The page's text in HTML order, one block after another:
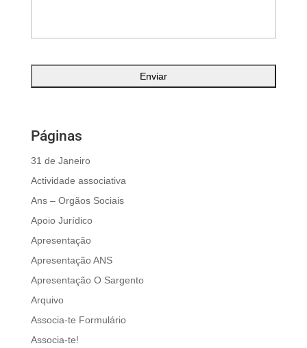
Páginas
31 de Janeiro
Actividade associativa
Ans – Orgãos Sociais
Apoio Jurídico
Apresentação
Apresentação ANS
Apresentação O Sargento
Arquivo
Associa-te Formulário
Associa-te!